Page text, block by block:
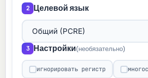
2 Целевой язык
3 Настройки(необязательно)
игнорировать регистр